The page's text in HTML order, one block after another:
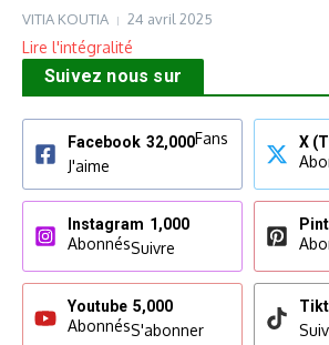
VITIA KOUTIA 24 avril 2025
Lire l'intégralité
Suivez nous sur
Facebook 32,000Fans
J'aime
X
Instagram 1,000
AbonnésSuivre
Youtube 5,000
AbonnésS'abonner